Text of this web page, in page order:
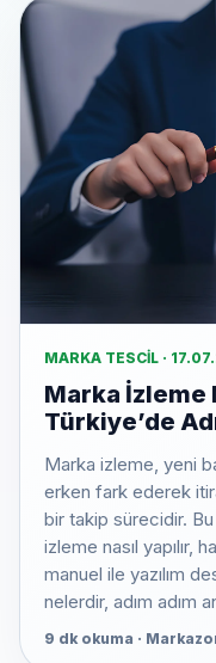
MARKA TESCIL ·
Marka İzleme
Türkiye’de
Marka izleme, yeni
erken fark ederek
bir takip sürecidir.
izleme nasıl yapılır,
manuel ile yazılım
nelerdir, adım adım
9 dk okuma ·